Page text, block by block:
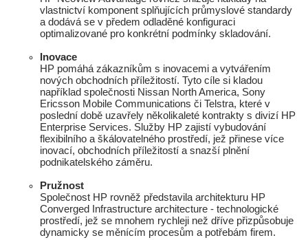
vlastnictví komponent splňujících průmyslové standardy
a dodává se v předem odladěné konfiguraci
optimalizované pro konkrétní podmínky skladování.
Inovace
HP pomáhá zákazníkům s inovacemi a vytvářením
nových obchodních příležitostí. Tyto cíle si kladou
například společnosti Nissan North America, Sony
Ericsson Mobile Communications či Telstra, které v
poslední době uzavřely několikaleté kontrakty s divizí HP
Enterprise Services. Služby HP zajistí vybudování
flexibilního a škálovatelného prostředí, jež přinese více
inovací, obchodních příležitostí a snazší plnění
podnikatelského záměru.
Pružnost
Společnost HP rovněž představila architekturu HP
Converged Infrastructure architecture - technologické
prostředí, jež se mnohem rychleji než dříve přizpůsobuje
dynamicky se měnícím procesům a potřebám firem.